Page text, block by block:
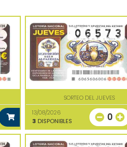
SORTEO DEL JUEVES
13/08/2026
3 DISPONIBLES 0